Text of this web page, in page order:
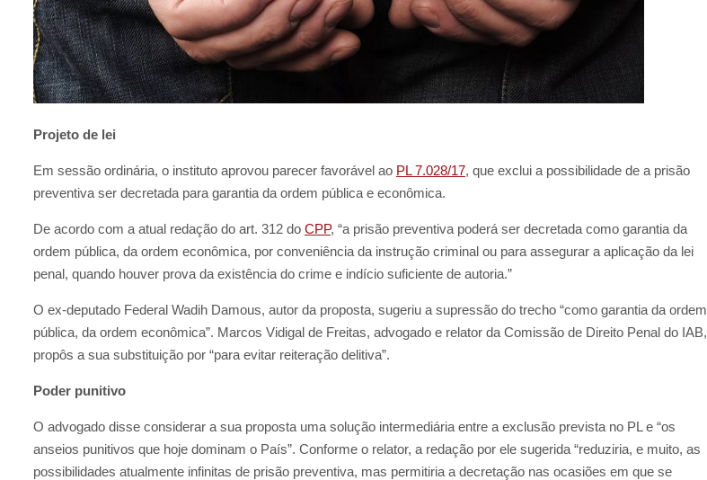
Projeto de lei
Em sessão ordinária, o instituto aprovou parecer favorável ao PL 7.028/17, que exclui a possibilidade de a prisão
preventiva ser decretada para garantia da ordem pública e econômica.
De acordo com a atual redação do art. 312 do CPP, “a prisão preventiva poderá ser decretada como garantia da
ordem pública, da ordem econômica, por conveniência da instrução criminal ou para assegurar a aplicação da lei
penal, quando houver prova da existência do crime e indício suficiente de autoria.”
O ex-deputado Federal Wadih Damous, autor da proposta, sugeriu a supressão do trecho “como garantia da ordem
pública, da ordem econômica”. Marcos Vidigal de Freitas, advogado e relator da Comissão de Direito Penal do IAB,
propôs a sua substituição por “para evitar reiteração delitiva”.
Poder punitivo
O advogado disse considerar a sua proposta uma solução intermediária entre a exclusão prevista no PL e “os
anseios punitivos que hoje dominam o País”. Conforme o relator, a redação por ele sugerida “reduziria, e muito, as
possibilidades atualmente infinitas de prisão preventiva, mas permitiria a decretação nas ocasiões em que se